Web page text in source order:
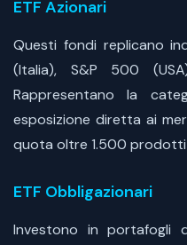
ETF Azionari
Questi fondi replicano
(Italia), S&P 500
Rappresentano la
esposizione diretta ai
quota oltre 1.500 prodotti
ETF Obbligazionari
Investono in portafogli